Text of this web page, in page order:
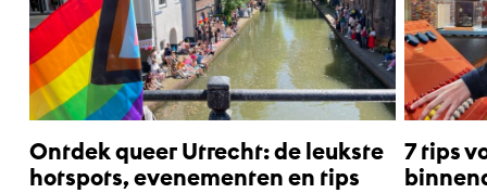
Ontdek queer Utrecht: de leukste
hotspots, evenementen en tips
7 tips